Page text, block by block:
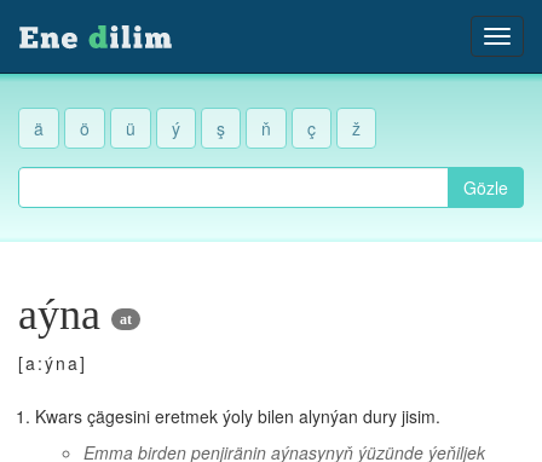
ä ö ü ý ş ň ç ž
Gözle
aýna at
[a:ýna]
Kwars çägesini eretmek ýoly bilen alynýan dury jisim.
Emma birden penjiränin aýnasynyň ýüzünde ýeňiljek